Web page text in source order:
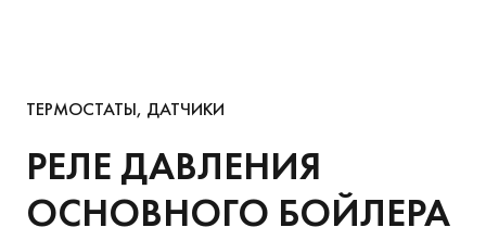
ТЕРМОСТАТЫ, ДАТЧИКИ
РЕЛЕ ДАВЛЕНИЯ
ОСНОВНОГО БОЙЛЕРА